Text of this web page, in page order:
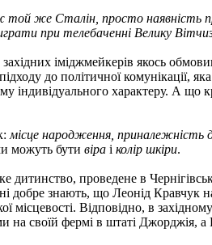
же Сталін, просто наявність
при телебаченні Велику
іміджмейкерів якось
до політичної комунікації,
індивідуального характеру. А що
місце народження, приналежність
можуть бути віра і колір шкіри.
дитинство, проведене в
знають, що Леонід Кравчук
місцевості. Відповідно, в
на своїй фермі в штаті Джорджія,